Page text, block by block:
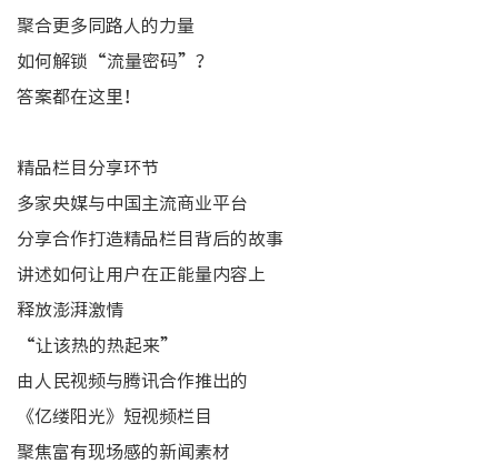
聚合更多同路人的力量
如何解锁“流量密码”？
答案都在这里！
精品栏目分享环节
多家央媒与中国主流商业平台
分享合作打造精品栏目背后的故事
讲述如何让用户在正能量内容上
释放澎湃激情
“让该热的热起来”
由人民视频与腾讯合作推出的
《亿缕阳光》短视频栏目
聚焦富有现场感的新闻素材